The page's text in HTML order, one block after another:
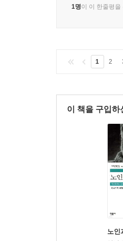
1명이 이 한줄평을
1 2
이 책을 구입하
노인